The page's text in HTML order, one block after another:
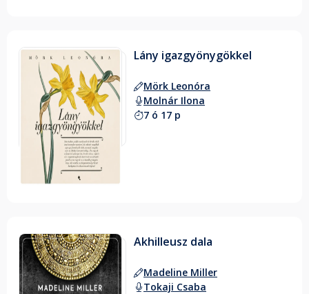
Lány igazgyönygökkel
Mörk Leonóra
Molnár Ilona
7 ó 17 p
Akhilleusz dala
Madeline Miller
Tokaji Csaba